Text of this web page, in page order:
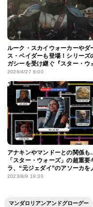
ルーク・スカイウォーカーやダ
ス・ベイダーも登場！シリーズ
ガシーを受け継ぐ『スター・ウ
ズ／マンダロリアン・アンド・グ
2026/4/27 8:00
アナキンやマンドーとの関係
「スター・ウォーズ」の超重要
ラ、“元ジェダイ”のアソーカを
相関図で探ってみた！
2023/8/9 19:30
マンダロリアンアンドグローグー